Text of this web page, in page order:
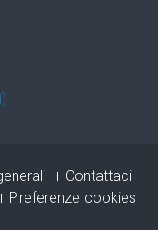
Contattaci
Preferenze cookies